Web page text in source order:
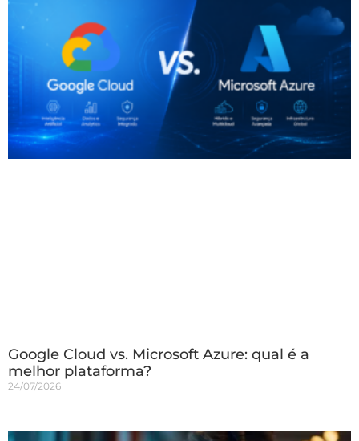
Google Cloud vs. Microsoft Azure: qual é a
melhor plataforma?
24/07/2026